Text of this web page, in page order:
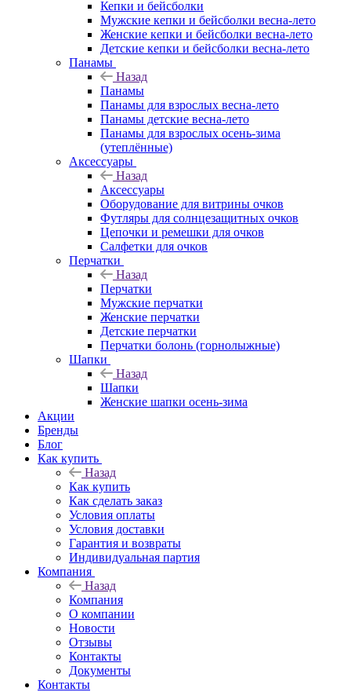
Кепки и бейсболки
Мужские кепки и бейсболки весна-лето
Женские кепки и бейсболки весна-лето
Детские кепки и бейсболки весна-лето
Панамы
Назад
Панамы
Панамы для взрослых весна-лето
Панамы детские весна-лето
Панамы для взрослых осень-зима
(утеплённые)
Аксессуары
Назад
Аксессуары
Оборудование для витрины очков
Футляры для солнцезащитных очков
Цепочки и ремешки для очков
Салфетки для очков
Перчатки
Назад
Перчатки
Мужские перчатки
Женские перчатки
Детские перчатки
Перчатки болонь (горнолыжные)
Шапки
Назад
Шапки
Женские шапки осень-зима
Акции
Бренды
Блог
Как купить
Назад
Как купить
Как сделать заказ
Условия оплаты
Условия доставки
Гарантия и возвраты
Индивидуальная партия
Компания
Назад
Компания
О компании
Новости
Отзывы
Контакты
Документы
Контакты